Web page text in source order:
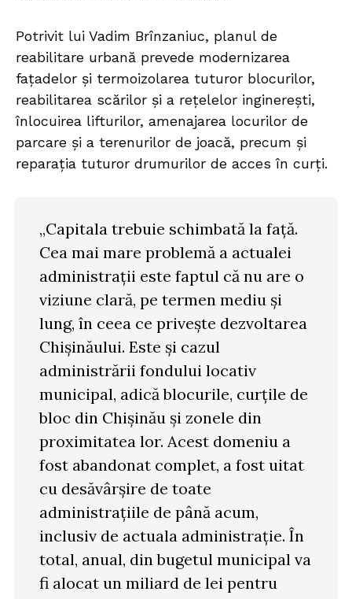
Potrivit lui Vadim Brînzaniuc, planul de
reabilitare urbană prevede modernizarea
fațadelor și termoizolarea tuturor blocurilor,
reabilitarea scărilor și a rețelelor inginerești,
înlocuirea lifturilor, amenajarea locurilor de
parcare și a terenurilor de joacă, precum și
reparația tuturor drumurilor de acces în curți.
„Capitala trebuie schimbată la față.
Cea mai mare problemă a actualei
administrații este faptul că nu are o
viziune clară, pe termen mediu și
lung, în ceea ce privește dezvoltarea
Chișinăului. Este și cazul
administrării fondului locativ
municipal, adică blocurile, curțile de
bloc din Chișinău și zonele din
proximitatea lor. Acest domeniu a
fost abandonat complet, a fost uitat
cu desăvârșire de toate
administrațiile de până acum,
inclusiv de actuala administrație. În
total, anual, din bugetul municipal va
fi alocat un miliard de lei pentru